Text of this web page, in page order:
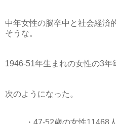
中年女性の脳卒中と社会経済
そうな。
1946-51年生まれの女性の3年
次のようになった。